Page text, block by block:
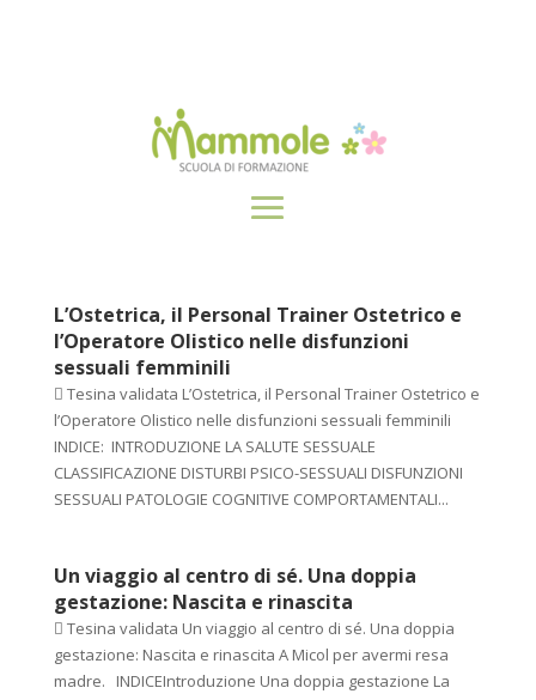
L’Ostetrica, il Personal Trainer Ostetrico e
l’Operatore Olistico nelle disfunzioni
sessuali femminili
 Tesina validata L’Ostetrica, il Personal Trainer Ostetrico e
l’Operatore Olistico nelle disfunzioni sessuali femminili
INDICE: INTRODUZIONE LA SALUTE SESSUALE
CLASSIFICAZIONE DISTURBI PSICO-SESSUALI DISFUNZIONI
SESSUALI PATOLOGIE COGNITIVE COMPORTAMENTALI...
Un viaggio al centro di sé. Una doppia
gestazione: Nascita e rinascita
 Tesina validata Un viaggio al centro di sé. Una doppia
gestazione: Nascita e rinascita A Micol per avermi resa
madre. INDICEIntroduzione Una doppia gestazione La